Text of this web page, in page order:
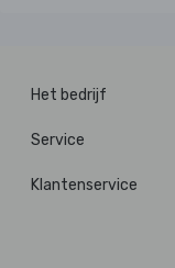
Het bedrijf
Service
Klantenservice